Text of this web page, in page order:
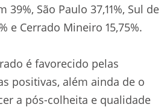
39%, São Paulo 37,11%, Sul de
e Cerrado Mineiro 15,75%.
é favorecido pelas
positivas, além ainda de o
a pós-colheita e qualidade